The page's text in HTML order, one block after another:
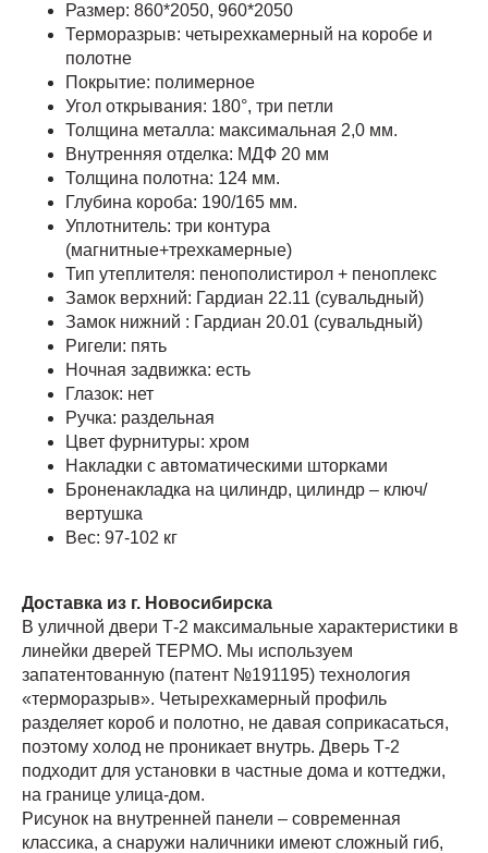
Размер: 860*2050, 960*2050
Терморазрыв: четырехкамерный на коробе и
полотне
Покрытие: полимерное
Угол открывания: 180°, три петли
Толщина металла: максимальная 2,0 мм.
Внутренняя отделка: МДФ 20 мм
Толщина полотна: 124 мм.
Глубина короба: 190/165 мм.
Уплотнитель: три контура
(магнитные+трехкамерные)
Тип утеплителя: пенополистирол + пеноплекс
Замок верхний: Гардиан 22.11 (сувальдный)
Замок нижний : Гардиан 20.01 (сувальдный)
Ригели: пять
Ночная задвижка: есть
Глазок: нет
Ручка: раздельная
Цвет фурнитуры: хром
Накладки с автоматическими шторками
Броненакладка на цилиндр, цилиндр – ключ/
вертушка
Вес: 97-102 кг
Доставка из г. Новосибирска
В уличной двери Т-2 максимальные характеристики в
линейки дверей ТЕРМО. Мы используем
запатентованную (патент №191195) технология
«терморазрыв». Четырехкамерный профиль
разделяет короб и полотно, не давая соприкасаться,
поэтому холод не проникает внутрь. Дверь Т-2
подходит для установки в частные дома и коттеджи,
на границе улица-дом.
Рисунок на внутренней панели – современная
классика, а снаружи наличники имеют сложный гиб,